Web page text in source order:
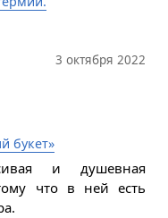
3 октября 2022
букет»
и душевная
что в ней есть